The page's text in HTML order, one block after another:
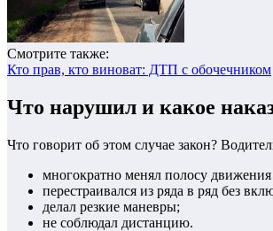
Смотрите также:
Кто прав, кто виноват: ДТП с обочечником
Что нарушил и какое
Что говорит об этом случае закон?
многократно менял полосу
перестраивался из ряда в ряд без
делал резкие маневры;
не соблюдал дистанцию.